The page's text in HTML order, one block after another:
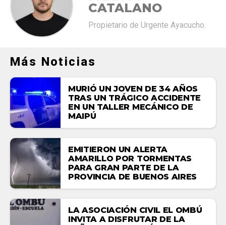
CATALANO
Propietario de Urgente Ayacucho.
Más Noticias
MURIÓ UN JOVEN DE 34 AÑOS
TRAS UN TRÁGICO ACCIDENTE
EN UN TALLER MECÁNICO DE
MAIPÚ
EMITIERON UN ALERTA
AMARILLO POR TORMENTAS
PARA GRAN PARTE DE LA
PROVINCIA DE BUENOS AIRES
LA ASOCIACIÓN CIVIL EL OMBÚ
INVITA A DISFRUTAR DE LA